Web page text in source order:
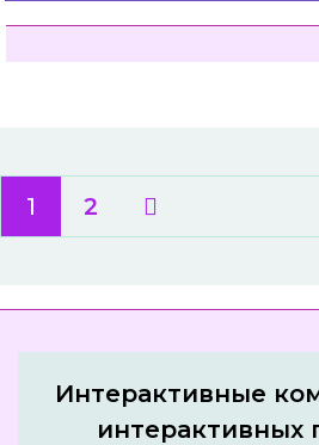
1 2
Интерактивные
интерактивных